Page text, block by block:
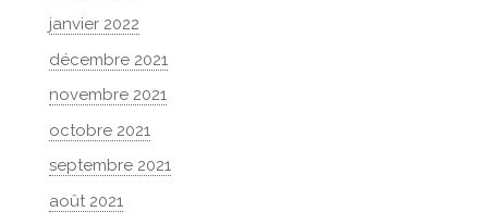
janvier 2022
décembre 2021
novembre 2021
octobre 2021
septembre 2021
août 2021